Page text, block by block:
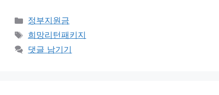
카
테
리
정부지원금
태
그
희망리턴패키지
댓글 남기기